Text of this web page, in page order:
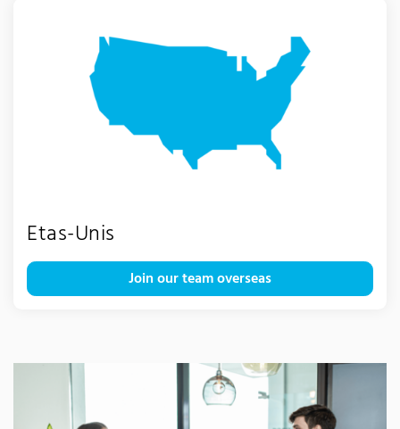
Etas-Unis
Join our team overseas